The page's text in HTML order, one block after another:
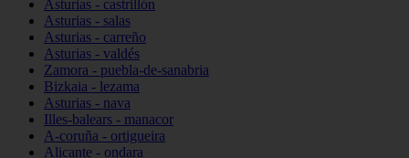
Asturias - castrillón
Asturias - salas
Asturias - carreño
Asturias - valdés
Zamora - puebla-de-sanabria
Bizkaia - lezama
Asturias - nava
Illes-balears - manacor
A-coruña - ortigueira
Alicante - ondara